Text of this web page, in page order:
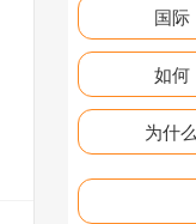
国际
如何
为什么